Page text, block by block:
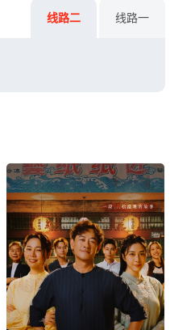
线路二 线路一